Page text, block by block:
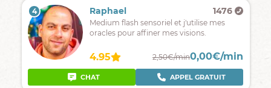
4 Raphael 1476
Medium flash sensoriel et j'utilise mes
oracles pour affiner mes visions.
4.95 2,50€/min0,00€/min
CHAT APPEL GRATUIT